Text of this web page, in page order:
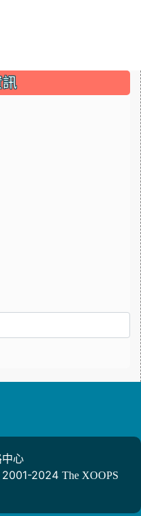
心
2024 The XOOPS